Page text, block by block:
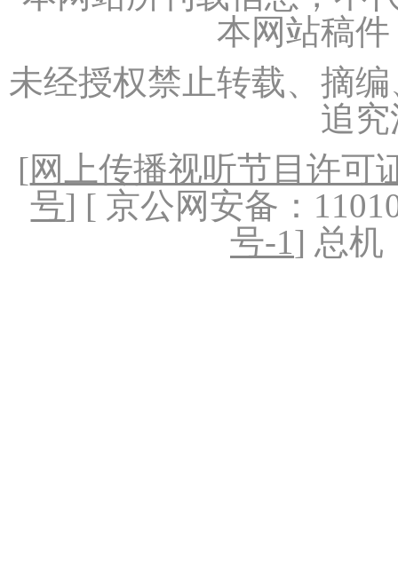
本网站稿
未经授权禁止转载、摘
追
[网上传播视听节目许可
号] [ 京公网安备：
号-1] 总机